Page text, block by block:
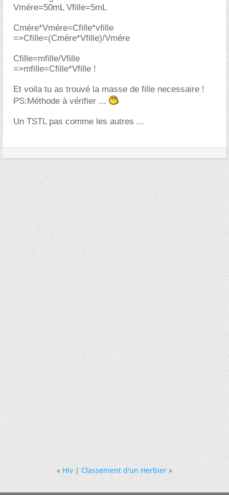
Vmére=50mL Vfille=5mL
Cmére*Vmére=Cfille*vfille
=>Cfille=(Cmére*Vfille)/Vmére
Cfille=mfille/Vfille
=>mfille=Cfille*Vfille !
Et voila tu as trouvé la masse de fille necessaire !
PS:Méthode à vérifier ...
Un TSTL pas comme les autres ...
« Hiv|Classement d'un Herbier »